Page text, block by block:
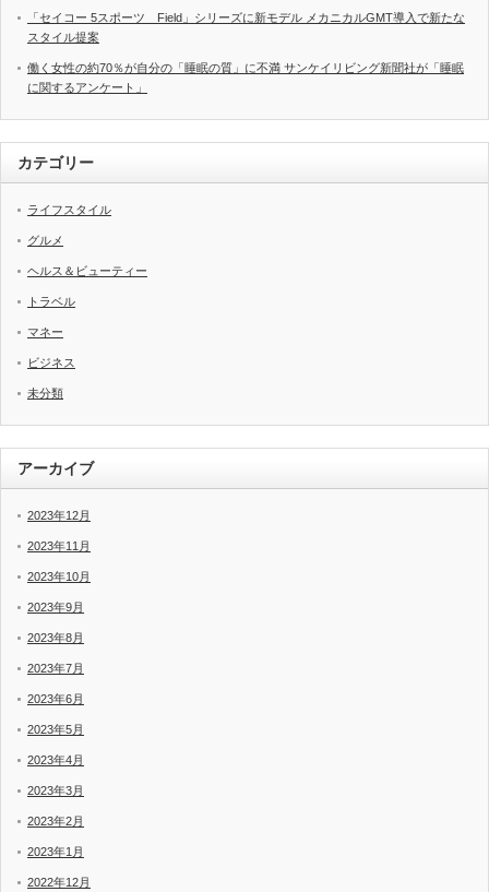
「セイコー 5スポーツ Field」シリーズに新モデル メカニカルGMT導入で新たな
スタイル提案
働く女性の約70％が自分の「睡眠の質」に不満 サンケイリビング新聞社が「睡眠
に関するアンケート」
カテゴリー
ライフスタイル
グルメ
ヘルス＆ビューティー
トラベル
マネー
ビジネス
未分類
アーカイブ
2023年12月
2023年11月
2023年10月
2023年9月
2023年8月
2023年7月
2023年6月
2023年5月
2023年4月
2023年3月
2023年2月
2023年1月
2022年12月